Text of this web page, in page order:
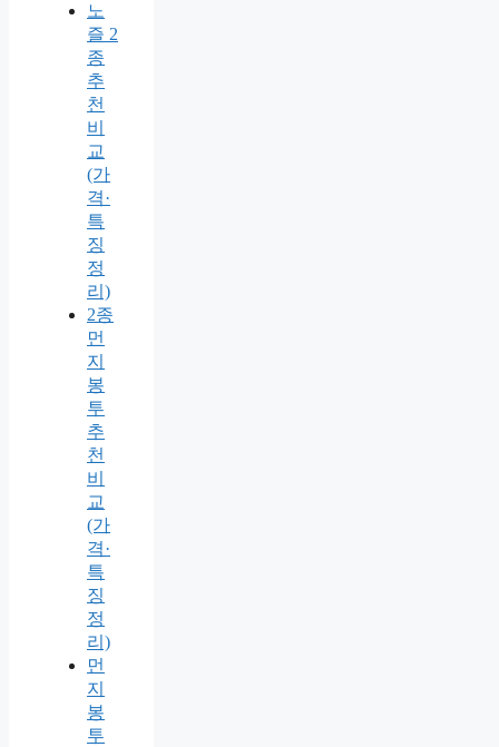
노
즐 2
종
추
천
비
교
(가
격·
특
징
정
리)
2종
먼
지
봉
투
추
천
비
교
(가
격·
특
징
정
리)
먼
지
봉
투